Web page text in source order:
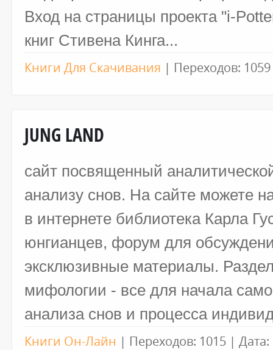
Вход на страницы проекта "i-
книг Стивена Кинга...
Книги Для Скачивания | Переходов: 1059
JUNG LAND
сайт посвященный
анализу снов. На сайте можете
в интернете библиотека Карла
юнгианцев, форум для
эксклюзивные материалы.
мифологии - все для начала
анализа снов и процесса
Книги Он-Лайн | Переходов: 1015 | Дата: